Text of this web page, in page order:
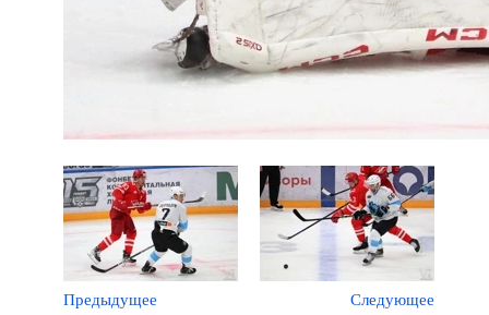
Предыдущее Следующее